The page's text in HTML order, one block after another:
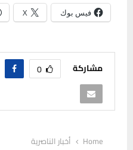
فيس بوك X
مشاركة 0
Home
أخبار الناصرية